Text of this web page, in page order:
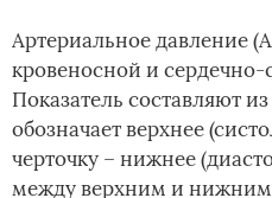
Артериальное давление
кровеносной и сердечно-
Показатель составляют
обозначает верхнее
черточку – нижнее
между верхним и нижним